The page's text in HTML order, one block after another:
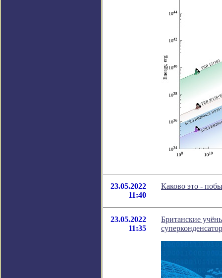
23.05.2022
11:40
Каково это -
23.05.2022
11:35
Британские